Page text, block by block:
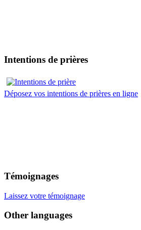
Intentions de prières
Déposez vos intentions de prières en ligne
Témoignages
Laissez votre témoignage
Other languages